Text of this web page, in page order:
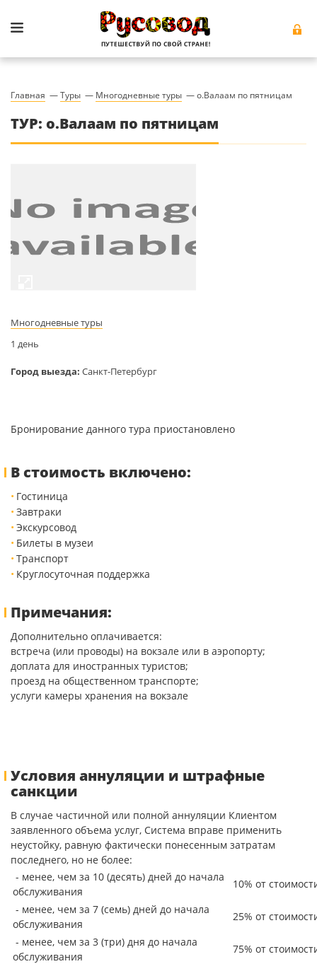
Главная —Туры — Многодневные туры —о.Валаам по пятницам
ТУР: о.Валаам по пятницам
Многодневные туры
1 день
Город выезда: Санкт-Петербург
Бронирование данного тура приостановлено
В стоимость включено:
Гостиница
Завтраки
Экскурсовод
Билеты в музеи
Транспорт
Круглосуточная поддержка
Примечания:
Дополнительно оплачивается:
встреча (или проводы) на вокзале или в аэропорту;
доплата для иностранных туристов;
проезд на общественном транспорте;
услуги камеры хранения на вокзале
Условия аннуляции и штрафные
санкции
В случае частичной или полной аннуляции Клиентом
заявленного объема услуг, Система вправе применить
неустойку, равную фактически понесенным затратам
последнего, но не более:
- менее, чем за 10 (десять) дней до начала
обслуживания
10% от
- менее, чем за 7 (семь) дней до начала
обслуживания
25% от
- менее, чем за 3 (три) дня до начала
обслуживания
75% от